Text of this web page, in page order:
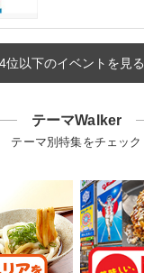
4位以下のイベントを見る
テーマWalker
テーマ別特集をチェック